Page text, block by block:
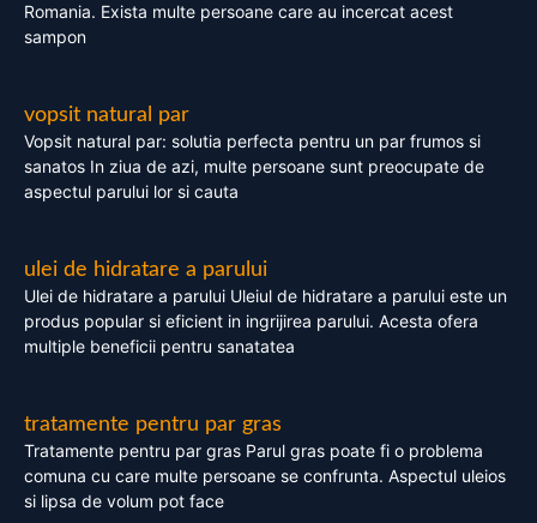
Romania. Exista multe persoane care au incercat acest
sampon
vopsit natural par
Vopsit natural par: solutia perfecta pentru un par frumos si
sanatos In ziua de azi, multe persoane sunt preocupate de
aspectul parului lor si cauta
ulei de hidratare a parului
Ulei de hidratare a parului Uleiul de hidratare a parului este un
produs popular si eficient in ingrijirea parului. Acesta ofera
multiple beneficii pentru sanatatea
tratamente pentru par gras
Tratamente pentru par gras Parul gras poate fi o problema
comuna cu care multe persoane se confrunta. Aspectul uleios
si lipsa de volum pot face